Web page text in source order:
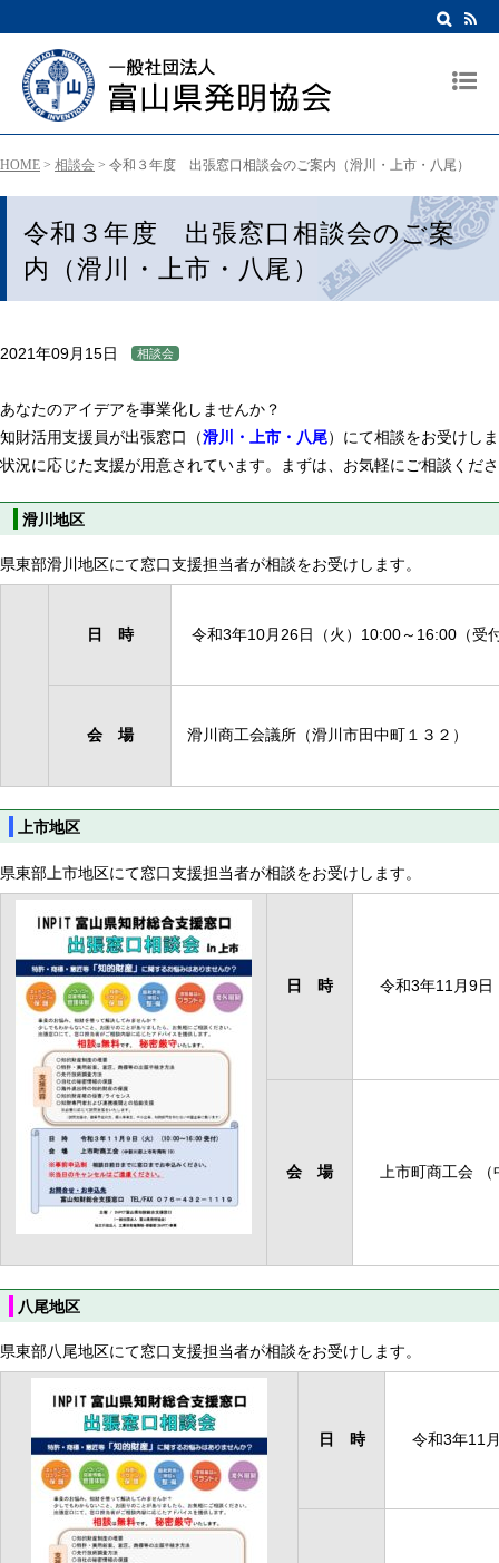
HOME > 相談会 > 令和３年度 出張窓口相談会のご案内（滑川・上市・八尾）
令和３年度 出張窓口相談会のご案
内（滑川・上市・八尾）
2021年09月15日 相談会
あなたのアイデアを事業化しませんか？
知財活用支援員が出張窓口（滑川・上市・八尾）にて相談をお受けし
状況に応じた支援が用意されています。まずは、お気軽にご相談くだ
滑川地区
県東部滑川地区にて窓口支援担当者が相談をお受けします。
日 時 令和3年10月26日（火）10:00～16:00（受
会 場 滑川商工会議所（滑川市田中町１３２）
上市地区
県東部上市地区にて窓口支援担当者が相談をお受けします。
日 時 令和3年11月9日
会 場 上市町商工会 （
八尾地区
県東部八尾地区にて窓口支援担当者が相談をお受けします。
日 時 令和3年11